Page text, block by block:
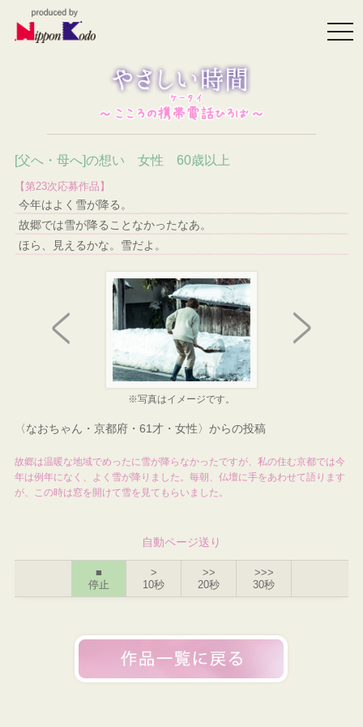
[父へ・母へ]の想い 女性 60歳以上
【第23次応募作品】
今年はよく雪が降る。
故郷では雪が降ることなかったなあ。
ほら、見えるかな。雪だよ。
※写真はイメージです。
〈なおちゃん・京都府・61才・女性〉からの投稿
故郷は温暖な地域でめったに雪が降らなかったですが、私の住む京都では今
年は例年になく、よく雪が降りました。毎朝、仏壇に手をあわせて語ります
が、この時は窓を開けて雪を見てもらいました。
自動ページ送り
■
停止
>
10秒
>>
20秒
>>>
30秒